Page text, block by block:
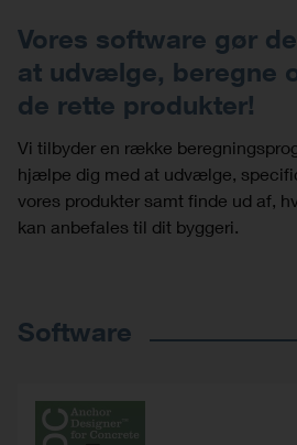
Vores software gør
at udvælge, beregne
de rette produkter!
Vi tilbyder en række
hjælpe dig med at udvælge,
vores produkter samt finde ud af,
kan anbefales til dit byggeri.
Software